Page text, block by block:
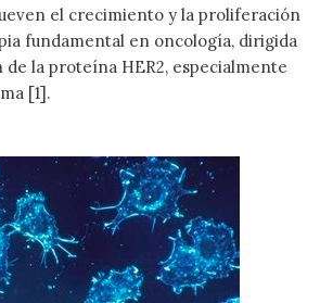
el crecimiento y la proliferación
fundamental en oncología, dirigida
de la proteína HER2, especialmente
[1].